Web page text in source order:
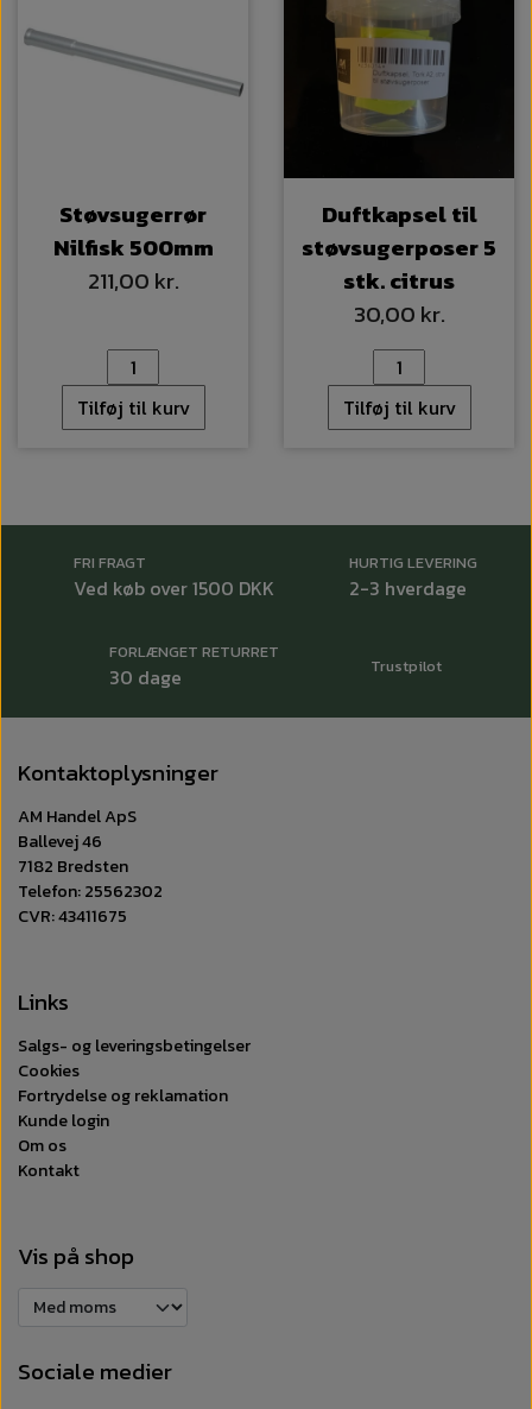
Støvsugerrør
Nilfisk 500mm
211,00 kr.
Tilføj til kurv
Duftkapsel til
støvsugerposer 5
stk. citrus
30,00 kr.
Tilføj til kurv
FRI FRAGT
Ved køb over 1500 DKK
HURTIG LEVERING
2-3 hverdage
FORLÆNGET RETURRET
30 dage Trustpilot
Kontaktoplysninger
AM Handel ApS
Ballevej 46
7182 Bredsten
Telefon: 25562302
CVR: 43411675
Links
Salgs- og leveringsbetingelser
Cookies
Fortrydelse og reklamation
Kunde login
Om os
Kontakt
Vis på shop
Sociale medier